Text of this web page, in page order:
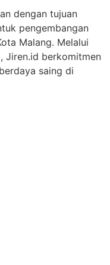
dengan tujuan
pengembangan
Malang. Melalui
Jiren.id berkomitmen
saing di